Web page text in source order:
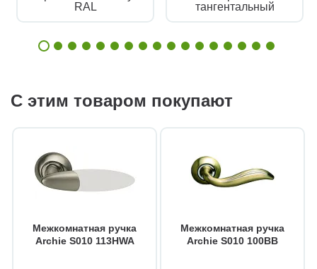
RAL
тангентальный
С этим товаром покупают
Межкомнатная ручка
Archie S010 113HWA
Межкомнатная ручка
Archie S010 100BB